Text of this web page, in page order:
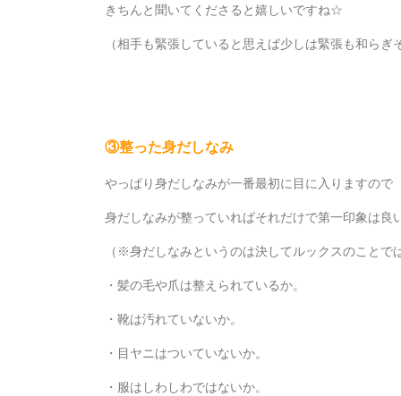
きちんと聞いてくださると嬉しいですね☆
（相手も緊張していると思えば少しは緊張も和らぎ
③整った身だしなみ
やっぱり身だしなみが一番最初に目に入りますので
身だしなみが整っていればそれだけで第一印象は良
（※身だしなみというのは決してルックスのことで
・髪の毛や爪は整えられているか。
・靴は汚れていないか。
・目ヤニはついていないか。
・服はしわしわではないか。